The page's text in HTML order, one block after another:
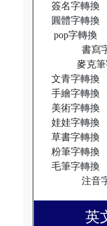
簽名字轉換
圓體字轉換
pop字轉換
書寫
麥克
文青字轉換
手繪字轉換
美術字轉換
娃娃字轉換
草書字轉換
粉筆字轉換
毛筆字轉換
注音
英